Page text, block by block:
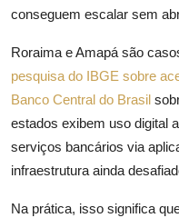
conseguem escalar sem
Roraima e Amapá são
pesquisa do IBGE sobre
Banco Central do Brasil
estados exibem uso digital
serviços bancários via
infraestrutura ainda
Na prática, isso significa